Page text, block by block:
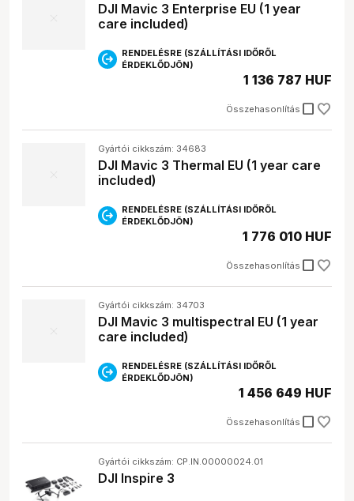
DJI Mavic 3 Enterprise EU (1 year
care included)
RENDELÉSRE (SZÁLLÍTÁSI IDŐRŐL
ÉRDEKLŐDJÖN)
Összehasonlítás check_box_outline_blank
1 136 787 HUF
Gyártói cikkszám: 34683
DJI Mavic 3 Thermal EU (1 year care
included)
RENDELÉSRE (SZÁLLÍTÁSI IDŐRŐL
ÉRDEKLŐDJÖN)
Összehasonlítás check_box_outline_blank
1 776 010 HUF
Gyártói cikkszám: 34703
DJI Mavic 3 multispectral EU (1 year
care included)
RENDELÉSRE (SZÁLLÍTÁSI IDŐRŐL
ÉRDEKLŐDJÖN)
Összehasonlítás check_box_outline_blank
1 456 649 HUF
Gyártói cikkszám: CP.IN.00000024.01
DJI Inspire 3